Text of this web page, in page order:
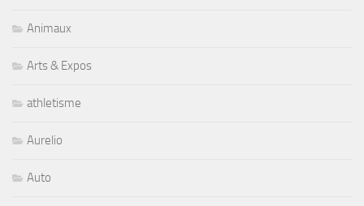
Animaux
Arts & Expos
athletisme
Aurelio
Auto